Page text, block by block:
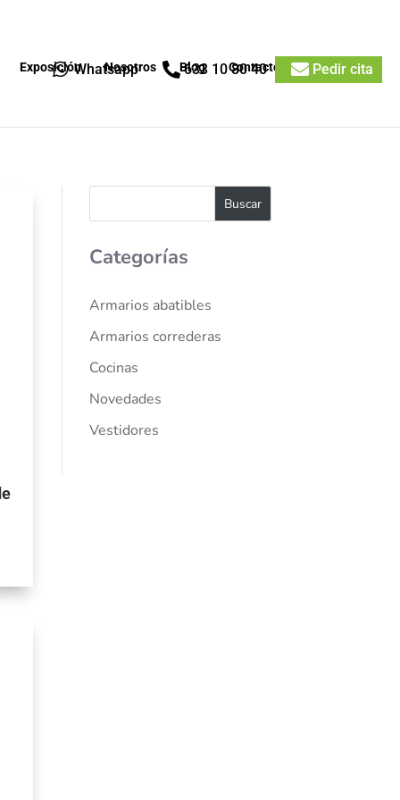
 Whatsapp 633 10 80 40  Pedir cita
Exposición Nosotros Blog Contacto
Categorías
Armarios abatibles
Armarios correderas
Cocinas
Novedades
Vestidores